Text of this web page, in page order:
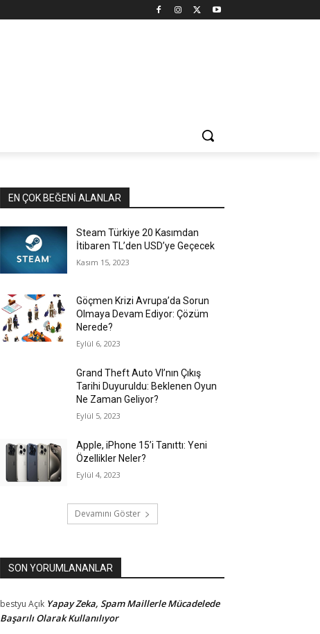
EN ÇOK BEĞENI ALANLAR
Steam Türkiye 20 Kasımdan
İtibaren TL’den USD’ye Geçecek
Kasım 15, 2023
Göçmen Krizi Avrupa’da Sorun
Olmaya Devam Ediyor: Çözüm
Nerede?
Eylül 6, 2023
Grand Theft Auto VI’nın Çıkış
Tarihi Duyuruldu: Beklenen Oyun
Ne Zaman Geliyor?
Eylül 5, 2023
Apple, iPhone 15’i Tanıttı: Yeni
Özellikler Neler?
Eylül 4, 2023
Devamını Göster
SON YORUMLANANLAR
bestyu Açık Yapay Zeka, Spam Maillerle Mücadelede
Başarılı Olarak Kullanılıyor